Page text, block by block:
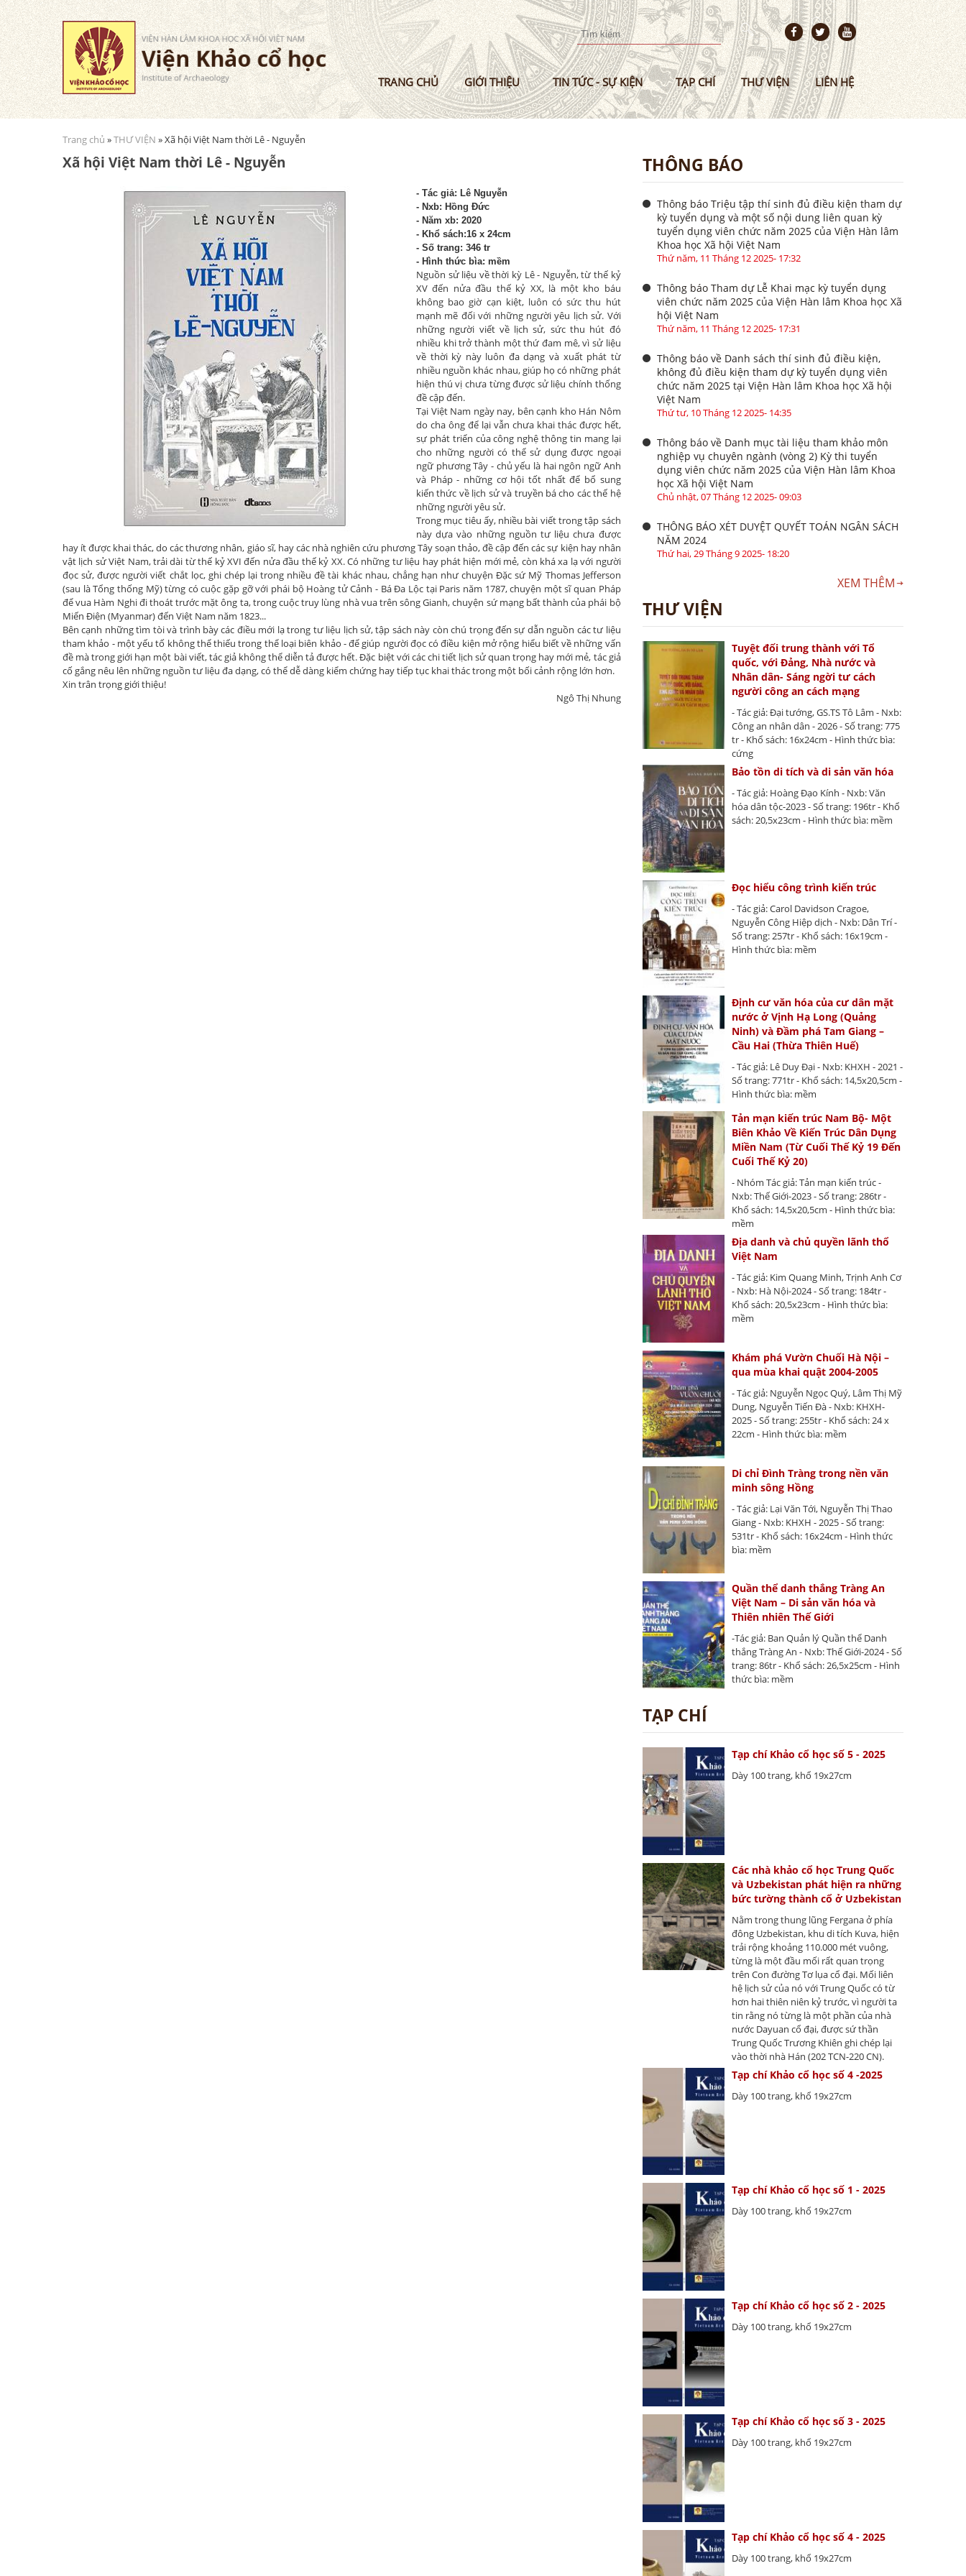
Nhảy
đến
nội
dung
TRANG CHỦ GIỚI THIỆU TIN TỨC - SỰ KIỆN TẠP CHÍ THƯ VIỆN LIÊN HỆ
Bạn đang ở đây
Trang chủ »THƯ VIỆN » Xã hội Việt Nam thời Lê - Nguyễn
Xã hội Việt Nam thời Lê - Nguyễn
- Tác giả: Lê Nguyễn
- Nxb: Hồng Đức
- Năm xb: 2020
- Khổ sách:16 x 24cm
- Số trang: 346 tr
- Hình thức bìa: mềm
Nguồn sử liệu về thời kỳ Lê - Nguyễn, từ thế kỷ
XV đến nửa đầu thế kỷ XX, là một kho báu
không bao giờ cạn kiệt, luôn có sức thu hút
mạnh mẽ đối với những người yêu lịch sử. Với
những người viết về lịch sử, sức thu hút đó
nhiều khi trở thành một thứ đam mê, vì sử liệu
về thời kỳ này luôn đa dạng và xuất phát từ
nhiều nguồn khác nhau, giúp họ có những phát
hiện thú vị chưa từng được sử liệu chính thống
đề cập đến.
Tại Việt Nam ngày nay, bên cạnh kho Hán Nôm
do cha ông để lại vẫn chưa khai thác được hết,
sự phát triển của công nghệ thông tin mang lại
cho những người có thể sử dụng được ngoại
ngữ phương Tây - chủ yếu là hai ngôn ngữ Anh
và Pháp - những cơ hội tốt nhất để bổ sung
kiến thức về lịch sử và truyền bá cho các thế hệ
những người yêu sử.
Trong mục tiêu ấy, nhiều bài viết trong tập sách
này dựa vào những nguồn tư liệu chưa được
hay ít được khai thác, do các thương nhân, giáo sĩ, hay các nhà nghiên cứu phương Tây soạn thảo, đề cập đến các sự kiện hay nhân
vật lịch sử Việt Nam, trải dài từ thế kỷ XVI đến nửa đầu thế kỷ XX. Có những tư liệu hay phát hiện mới mẻ, còn khá xa lạ với người
đọc sử, được người viết chắt lọc, ghi chép lại trong nhiều đề tài khác nhau, chẳng hạn như chuyện Đặc sứ Mỹ Thomas Jefferson
(sau là Tổng thống Mỹ) từng có cuộc gặp gỡ với phái bộ Hoàng tử Cảnh - Bá Đa Lộc tại Paris năm 1787, chuyện một sĩ quan Pháp
để vua Hàm Nghi đi thoát trước mặt ông ta, trong cuộc truy lùng nhà vua trên sông Gianh, chuyện sứ mạng bất thành của phái bộ
Miến Điện (Myanmar) đến Việt Nam năm 1823...
Bên cạnh những tìm tòi và trình bày các điều mới lạ trong tư liệu lịch sử, tập sách này còn chú trọng đến sự dẫn nguồn các tư liệu
tham khảo - một yếu tố không thể thiếu trong thể loại biên khảo - để giúp người đọc có điều kiện mở rộng hiểu biết về những vấn
đề mà trong giới hạn một bài viết, tác giả không thể diễn tả được hết. Đặc biệt với các chi tiết lịch sử quan trọng hay mới mẻ, tác giả
cố gắng nêu lên những nguồn tư liệu đa dạng, có thể dễ dàng kiểm chứng hay tiếp tục khai thác trong một bối cảnh rộng lớn hơn.
Xin trân trọng giới thiệu!
Ngô Thị Nhung
THÔNG BÁO
Thông báo Triệu tập thí sinh đủ điều kiện tham dự
kỳ tuyển dụng và một số nội dung liên quan kỳ
tuyển dụng viên chức năm 2025 của Viện Hàn lâm
Khoa học Xã hội Việt Nam
Thứ năm, 11 Tháng 12 2025- 17:32
Thông báo Tham dự Lễ Khai mạc kỳ tuyển dụng
viên chức năm 2025 của Viện Hàn lâm Khoa học Xã
hội Việt Nam
Thứ năm, 11 Tháng 12 2025- 17:31
Thông báo về Danh sách thí sinh đủ điều kiện,
không đủ điều kiện tham dự kỳ tuyển dụng viên
chức năm 2025 tại Viện Hàn lâm Khoa học Xã hội
Việt Nam
Thứ tư, 10 Tháng 12 2025- 14:35
Thông báo về Danh mục tài liệu tham khảo môn
nghiệp vụ chuyên ngành (vòng 2) Kỳ thi tuyển
dụng viên chức năm 2025 của Viện Hàn lâm Khoa
học Xã hội Việt Nam
Chủ nhật, 07 Tháng 12 2025- 09:03
THÔNG BÁO XÉT DUYỆT QUYẾT TOÁN NGÂN SÁCH
NĂM 2024
Thứ hai, 29 Tháng 9 2025- 18:20
XEM THÊM
THƯ VIỆN
Tuyệt đối trung thành với Tổ
quốc, với Đảng, Nhà nước và
Nhân dân- Sáng ngời tư cách
người công an cách mạng
- Tác giả: Đại tướng, GS.TS Tô Lâm - Nxb:
Công an nhân dân - 2026 - Số trang: 775
tr - Khổ sách: 16x24cm - Hình thức bìa:
cứng
Bảo tồn di tích và di sản văn hóa
- Tác giả: Hoàng Đạo Kính - Nxb: Văn
hóa dân tộc-2023 - Số trang: 196tr - Khổ
sách: 20,5x23cm - Hình thức bìa: mềm
Đọc hiểu công trình kiến trúc
- Tác giả: Carol Davidson Cragoe,
Nguyễn Công Hiệp dịch - Nxb: Dân Trí -
Số trang: 257tr - Khổ sách: 16x19cm -
Hình thức bìa: mềm
Định cư văn hóa của cư dân mặt
nước ở Vịnh Hạ Long (Quảng
Ninh) và Đầm phá Tam Giang –
Cầu Hai (Thừa Thiên Huế)
- Tác giả: Lê Duy Đại - Nxb: KHXH - 2021 -
Số trang: 771tr - Khổ sách: 14,5x20,5cm -
Hình thức bìa: mềm
Tản mạn kiến trúc Nam Bộ- Một
Biên Khảo Về Kiến Trúc Dân Dụng
Miền Nam (Từ Cuối Thế Kỷ 19 Đến
Cuối Thế Kỷ 20)
- Nhóm Tác giả: Tản mạn kiến trúc -
Nxb: Thế Giới-2023 - Số trang: 286tr -
Khổ sách: 14,5x20,5cm - Hình thức bìa:
mềm
Địa danh và chủ quyền lãnh thổ
Việt Nam
- Tác giả: Kim Quang Minh, Trịnh Anh Cơ
- Nxb: Hà Nội-2024 - Số trang: 184tr -
Khổ sách: 20,5x23cm - Hình thức bìa:
mềm
Khám phá Vườn Chuối Hà Nội –
qua mùa khai quật 2004-2005
- Tác giả: Nguyễn Ngọc Quý, Lâm Thị Mỹ
Dung, Nguyễn Tiến Đà - Nxb: KHXH-
2025 - Số trang: 255tr - Khổ sách: 24 x
22cm - Hình thức bìa: mềm
Di chỉ Đình Tràng trong nền văn
minh sông Hồng
- Tác giả: Lại Văn Tới, Nguyễn Thị Thao
Giang - Nxb: KHXH - 2025 - Số trang:
531tr - Khổ sách: 16x24cm - Hình thức
bìa: mềm
Quần thể danh thắng Tràng An
Việt Nam – Di sản văn hóa và
Thiên nhiên Thế Giới
-Tác giả: Ban Quản lý Quần thể Danh
thắng Tràng An - Nxb: Thế Giới-2024 - Số
trang: 86tr - Khổ sách: 26,5x25cm - Hình
thức bìa: mềm
TẠP CHÍ
Tạp chí Khảo cổ học số 5 - 2025
Dày 100 trang, khổ 19x27cm
Các nhà khảo cổ học Trung Quốc
và Uzbekistan phát hiện ra những
bức tường thành cổ ở Uzbekistan
Nằm trong thung lũng Fergana ở phía
đông Uzbekistan, khu di tích Kuva, hiện
trải rộng khoảng 110.000 mét vuông,
từng là một đầu mối rất quan trọng
trên Con đường Tơ lụa cổ đại. Mối liên
hệ lịch sử của nó với Trung Quốc có từ
hơn hai thiên niên kỷ trước, vì người ta
tin rằng nó từng là một phần của nhà
nước Dayuan cổ đại, được sứ thần
Trung Quốc Trương Khiên ghi chép lại
vào thời nhà Hán (202 TCN-220 CN).
Tạp chí Khảo cổ học số 4 -2025
Dày 100 trang, khổ 19x27cm
Tạp chí Khảo cổ học số 1 - 2025
Dày 100 trang, khổ 19x27cm
Tạp chí Khảo cổ học số 2 - 2025
Dày 100 trang, khổ 19x27cm
Tạp chí Khảo cổ học số 3 - 2025
Dày 100 trang, khổ 19x27cm
Tạp chí Khảo cổ học số 4 - 2025
Dày 100 trang, khổ 19x27cm